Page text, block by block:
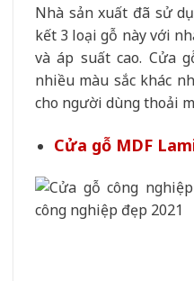
Nhà sản xuất đã sử
kết 3 loại gỗ này với
và áp suất cao. Cửa
nhiều màu sắc khác
cho người dùng thoải
Cửa gỗ MDF